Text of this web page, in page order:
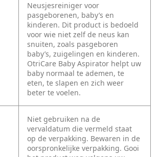
Neusjesreiniger voor
pasgeborenen, baby’s en
kinderen. Dit product is bedoeld
voor wie niet zelf de neus kan
snuiten, zoals pasgeboren
baby’s, zuigelingen en kinderen.
OtriCare Baby Aspirator helpt uw
baby normaal te ademen, te
eten, te slapen en zich weer
beter te voelen.
Niet gebruiken na de
vervaldatum die vermeld staat
op de verpakking. Bewaren in de
oorspronkelijke verpakking. Gooi